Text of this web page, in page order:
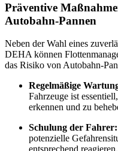
Präventive
Autobahn-Pannen
Neben der Wahl eines
DEHA können
das Risiko von Autobahn-
Regelmäßige
Fahrzeuge ist
erkennen und zu
Schulung der Fahrer:
potenzielle